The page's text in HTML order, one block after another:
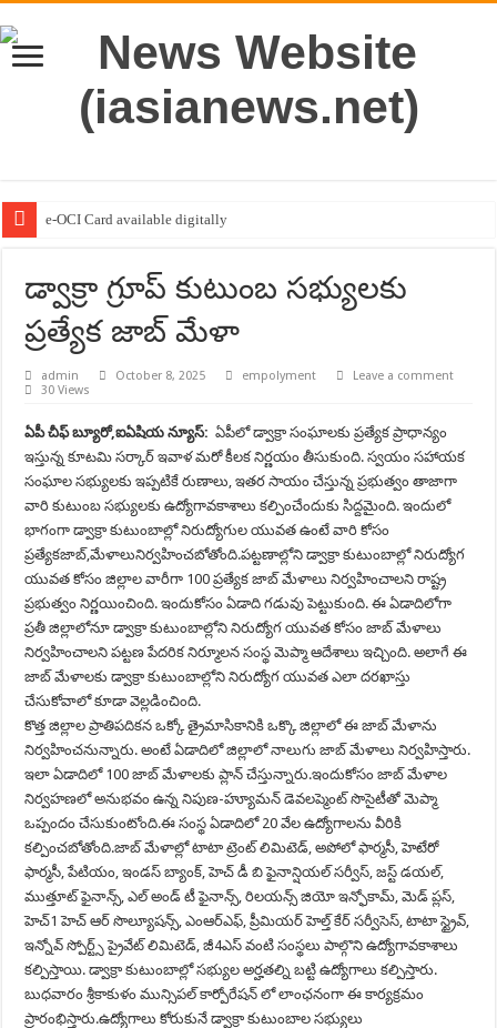
e-OCI Card available digitally
డ్వాక్రా గ్రూప్ కుటుంబ సభ్యులకు
ప్రత్యేక జాబ్ మేళా
admin October 8, 2025 empolyment
Leave a comment
30 Views
ఏపీ చీఫ్ బ్యూరో,ఐఏషియ న్యూస్: ఏపీలో డ్వాక్రా సంఘాలకు ప్రత్యేక ప్రాధాన్యం
ఇస్తున్న కూటమి సర్కార్ ఇవాళ మరో కీలక నిర్ణయం తీసుకుంది. స్వయం సహాయక
సంఘాల సభ్యులకు ఇప్పటికే రుణాలు, ఇతర సాయం చేస్తున్న ప్రభుత్వం తాజాగా
వారి కుటుంబ సభ్యులకు ఉద్యోగావకాశాలు కల్పించేందుకు సిద్దమైంది. ఇందులో
భాగంగా డ్వాక్రా కుటుంబాల్లో నిరుద్యోగుల యువత ఉంటే వారి కోసం
ప్రత్యేకజాబ్,మేళాలునిర్వహించబోతోంది.పట్టణాల్లోని డ్వాక్రా కుటుంబాల్లో నిరుద్యోగ
యువత కోసం జిల్లాల వారీగా 100 ప్రత్యేక జాబ్ మేళాలు నిర్వహించాలని రాష్ట్ర
ప్రభుత్వం నిర్ణయించింది. ఇందుకోసం ఏడాది గడువు పెట్టుకుంది. ఈ ఏడాదిలోగా
ప్రతీ జిల్లాలోనూ డ్వాక్రా కుటుంబాల్లోని నిరుద్యోగ యువత కోసం జాబ్ మేళాలు
నిర్వహించాలని పట్టణ పేదరిక నిర్మూలన సంస్థ మెప్మా ఆదేశాలు ఇచ్చింది. అలాగే ఈ
జాబ్ మేళాలకు డ్వాక్రా కుటుంబాల్లోని నిరుద్యోగ యువత ఎలా దరఖాస్తు
చేసుకోవాలో కూడా వెల్లడించింది.
కొత్త జిల్లాల ప్రాతిపదికన ఒక్కో త్రైమాసికానికి ఒక్కొ జిల్లాలో ఈ జాబ్ మేళాను
నిర్వహించనున్నారు. అంటే ఏడాదిలో జిల్లాలో నాలుగు జాబ్ మేళాలు నిర్వహిస్తారు.
ఇలా ఏడాదిలో 100 జాబ్ మేళాలకు ప్లాన్ చేస్తున్నారు.ఇందుకోసం జాబ్ మేళాల
నిర్వహణలో అనుభవం ఉన్న నిపుణ-హ్యూమన్ డెవలప్మెంట్ సొసైటీతో మెప్మా
ఒప్పందం చేసుకుంటోంది.ఈ సంస్థ ఏడాదిలో 20 వేల ఉద్యోగాలను వీరికి
కల్పించబోతోంది.జాబ్ మేళాల్లో టాటా ట్రెంట్ లిమిటెడ్, అపోలో ఫార్మసీ, హెటేరో
ఫార్మసీ, పేటియం, ఇండస్ బ్యాంక్, హెచ్ డీ బి ఫైనాన్షియల్ సర్వీస్, జస్ట్ డయల్,
ముత్తూట్ ఫైనాన్స్, ఎల్ అండ్ టీ ఫైనాన్స్, రిలయన్స్ జియో ఇన్ఫోకామ్, మెడ్ ప్లస్,
హెచ్1 హెచ్ ఆర్ సొల్యూషన్స్, ఎంఆర్ఎఫ్, ప్రీమియర్ హెల్త్ కేర్ సర్వీసెస్, టాటా స్ట్రైవ్,
ఇన్నోవ్ స్పోర్ట్స్ ప్రైవేట్ లిమిటెడ్, జీ4ఎస్ వంటి సంస్థలు పాల్గొని ఉద్యోగావకాశాలు
కల్పిస్తాయి. డ్వాక్రా కుటుంబాల్లో సభ్యుల అర్హతల్ని బట్టి ఉద్యోగాలు కల్పిస్తారు.
బుధవారం శ్రీకాకుళం మున్సిపల్ కార్పోరేషన్ లో లాంఛనంగా ఈ కార్యక్రమం
ప్రారంభిస్తారు.ఉద్యోగాలు కోరుకునే డ్వాక్రా కుటుంబాల సభ్యులు